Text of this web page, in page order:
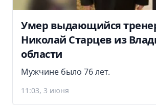
Умер выдающийся
Николай Старцев из
области
Мужчине было 76 лет.
11:03, 3 июня